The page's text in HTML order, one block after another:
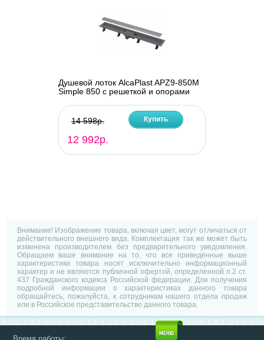
Душевой лоток AlcaPlast APZ9-850M
Simple 850 с решеткой и опорами
14 598р.
12 992р.
Купить
Внимание! Изображение товара, включая цвет, могут отличаться от
действительного внешнего вида. Комплектация так же может быть
изменена производителем без предварительного уведомления.
Обращаем ваше внимание на то, что все приведённые выше
характеристики товара носят исключительно информационный
характер и не являются публичной офертой, определенной п.2 ст.
437 Гражданского кодекса Российской федерации. Для получения
подробной информации о характеристиках данного товара
обращайтесь, пожалуйста, к сотрудникам нашего отдела продаж
или в Российское представительство данного товара.
Время работы: